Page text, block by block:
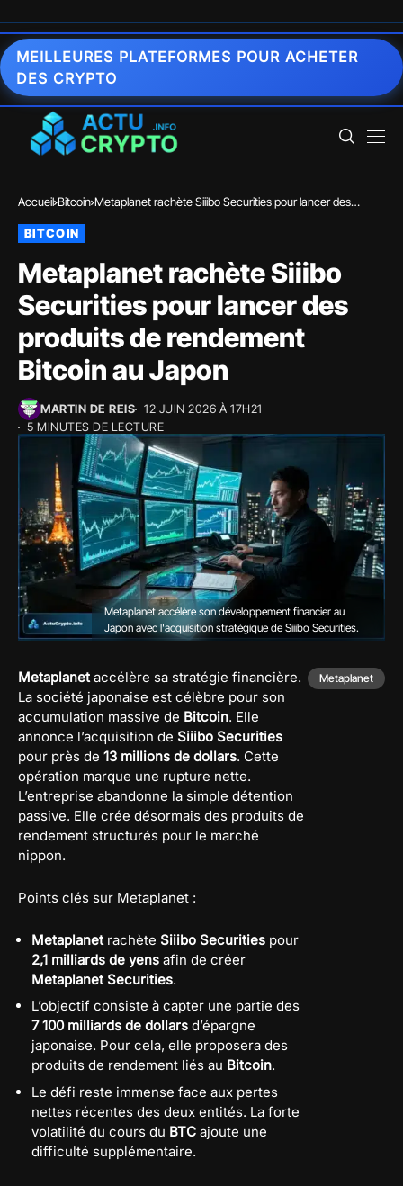
MEILLEURES PLATEFORMES POUR ACHETER
DES CRYPTO
Accueil Bitcoin Metaplanet rachète Siiibo Securities pour lancer des
BITCOIN
Metaplanet rachète Siiibo
Securities pour lancer des
produits de rendement
Bitcoin au Japon
MARTIN DE REIS
12 JUIN 2026 À 17H21
5 MINUTES DE LECTURE
Metaplanet accélère son développement financier au
Japon avec l'acquisition stratégique de Siiibo Securities.
Metaplanetaccélère sa stratégie financière.
La société japonaise est célèbre pour son
accumulation massive de Bitcoin. Elle
annonce l’acquisition de Siiibo Securities
pour près de 13 millions de dollars. Cette
opération marque une rupture nette.
L’entreprise abandonne la simple détention
passive. Elle crée désormais des produits de
rendement structurés pour le marché
nippon.
Points clés sur Metaplanet :
Metaplanetrachète Siiibo Securities pour
2,1 milliards de yens afin de créer
Metaplanet Securities.
L’objectif consiste à capter une partie des
7 100 milliards de dollars d’épargne
japonaise. Pour cela, elle proposera des
produits de rendement liés au Bitcoin.
Le défi reste immense face aux pertes
nettes récentes des deux entités. La forte
volatilité du cours du BTC ajoute une
difficulté supplémentaire.
Metaplanet